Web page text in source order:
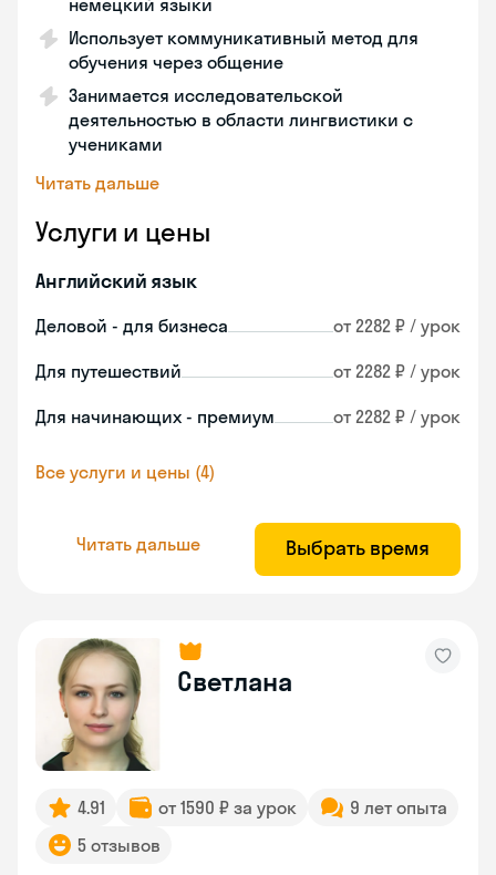
немецкий языки
Использует коммуникативный метод для
обучения через общение
Занимается исследовательской
деятельностью в области лингвистики с
учениками
Читать дальше
Услуги и цены
Английский язык
Деловой - для бизнеса от 2282 ₽ / урок
Для путешествий от 2282 ₽ / урок
Для начинающих - премиум от 2282 ₽ / урок
Все услуги и цены (4)
Читать дальше Выбрать время
Светлана
4.91 от 1590 ₽ за урок
9 лет опыта
5 отзывов